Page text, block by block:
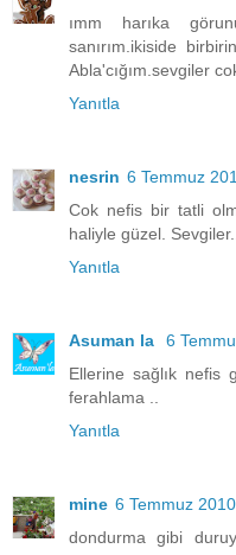
ımm harıka
sanırım.ikiside
Abla'cığım.sevgiler
Yanıtla
nesrin 6 Temmuz
Cok nefis bir tatli
haliyle güzel. Sevgiler...
Yanıtla
Asuman la
6
Ellerine sağlık nefis
ferahlama ..
Yanıtla
mine 6 Temmuz
dondurma gibi